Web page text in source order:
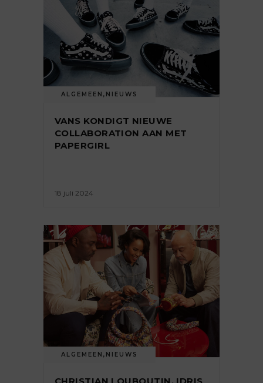
ALGEMEEN , NIEUWS
VANS KONDIGT NIEUWE
COLLABORATION AAN MET
PAPERGIRL
18 juli 2024
ALGEMEEN , NIEUWS